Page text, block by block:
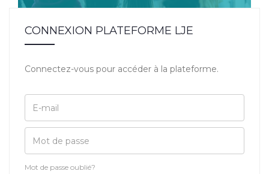
CONNEXION PLATEFORME LJE
Connectez-vous pour accéder à la plateforme.
Mot de passe oublié?